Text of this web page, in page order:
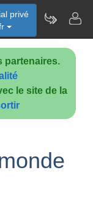
partenaires.
le site de la
privé